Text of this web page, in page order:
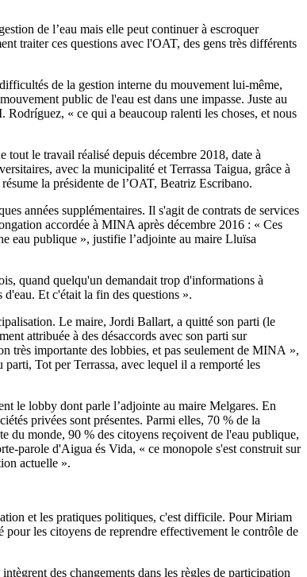
de l’eau mais elle peut continuer à escroquer
traiter ces questions avec l'OAT, des gens très différents
de la gestion interne du mouvement lui-même,
public de l'eau est dans une impasse. Juste au
« ce qui a beaucoup ralenti les choses, et nous
le travail réalisé depuis décembre 2018, date à
avec la municipalité et Terrassa Taigua, grâce à
la présidente de l’OAT, Beatriz Escribano.
années supplémentaires. Il s'agit de contrats de services
accordée à MINA après décembre 2016 : « Ces
eau publique », justifie l’adjointe au maire Lluïsa
quand quelqu'un demandait trop d'informations à
Et c'était la fin des questions ».
Le maire, Jordi Ballart, a quitté son parti (le
attribuée à des désaccords avec son parti sur
très importante des lobbies, et pas seulement de MINA »,
Tot per Terrassa, avec lequel il a remporté les
le lobby dont parle l’adjointe au maire Melgares. En
privées sont présentes. Parmi elles, 70 % de la
du monde, 90 % des citoyens reçoivent de l'eau publique,
parole d'Aigua és Vida, « ce monopole s'est construit sur
actuelle ».
et les pratiques politiques, c'est difficile. Pour Miriam
pour les citoyens de reprendre effectivement le contrôle de
des changements dans les règles de participation